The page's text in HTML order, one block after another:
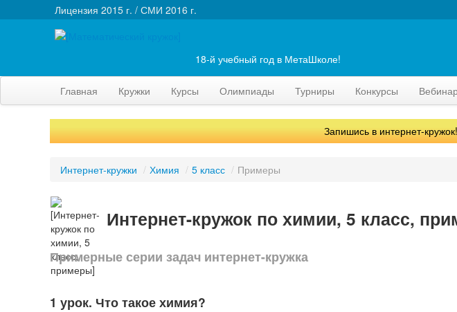
Лицензия 2015 г. / СМИ 2016 г.
18-й учебный год в МетаШколе!
Главная Кружки Курсы Олимпиады Турниры Конкурсы
Запишись в интернет-
Интернет-кружки / Химия / 5 класс / Примеры
Интернет-кружок по химии, 5 класс,
Примерные серии задач интернет-кружка
1 урок. Что такое химия?